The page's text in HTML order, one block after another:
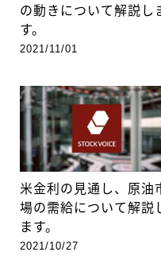
の動きについて解説し
す。
2021/11/01
米金利の見通し、原油
場の需給について解説
ます。
2021/10/27